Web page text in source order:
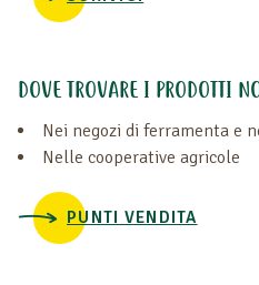
DOVE TROVARE I PRODOTTI
Nei negozi di ferramenta e
Nelle cooperative agricole
PUNTI VENDITA